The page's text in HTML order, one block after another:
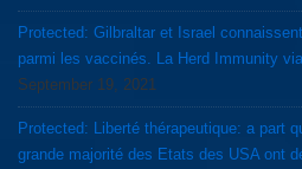
Protected: Gilbraltar et Israel
parmi les vaccinés. La Herd Immunity
September 19, 2021
Protected: Liberté thérapeutique: a part quelques Etats archaiques, la
grande majorité des Etats des USA ont